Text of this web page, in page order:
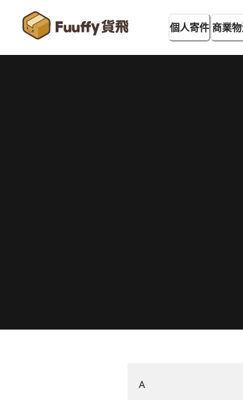
個人寄件 商業
A